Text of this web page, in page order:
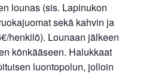
lounas (sis. Lapinukon
sekä kahvin ja
henkilö). Lounaan jälkeen
könkääseen. Halukkaat
luontopolun, jolloin